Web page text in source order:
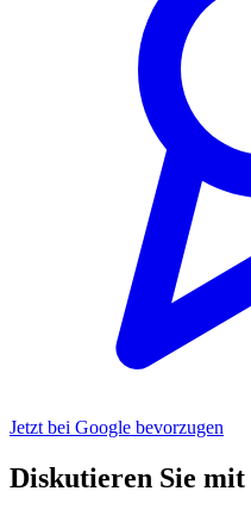
Jetzt bei Google bevorzugen
Diskutieren Sie mit